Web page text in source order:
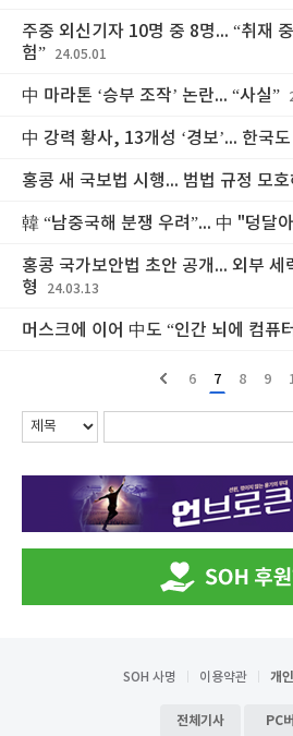
주중 외신기자 10명 중 8명... “취재
험”
24.05.01
中 마라톤 ‘승부 조작’ 논란... “사실”
中 강력 황사, 13개성 ‘경보’... 한국
홍콩 새 국보법 시행... 범법 규정 모호
韓 “남중국해 분쟁 우려”... 中 "덩달
홍콩 국가보안법 초안 공개... 외부 세
형
24.03.13
머스크에 이어 中도 “인간 뇌에 컴퓨
6 7 8 9
SOH 사명 이용약관 개
전체기사 PC